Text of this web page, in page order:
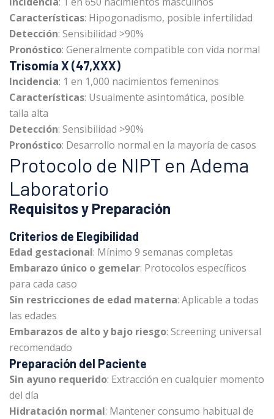
Características: Hipogonadismo, posible infertilidad
Detección: Sensibilidad >90%
Pronóstico: Generalmente compatible con vida normal
Trisomía X (47,XXX)
Incidencia: 1 en 1,000 nacimientos femeninos
Características: Usualmente asintomática, posible
talla alta
Detección: Sensibilidad >90%
Pronóstico: Desarrollo normal en la mayoría de casos
Protocolo de NIPT en Adema
Laboratorio
Requisitos y Preparación
Criterios de Elegibilidad
Edad gestacional: Mínimo 9 semanas completas
Embarazo único o gemelar: Protocolos específicos
para cada caso
Sin restricciones de edad materna: Aplicable a todas
las edades
Embarazos de alto y bajo riesgo: Screening universal
recomendado
Preparación del Paciente
Sin ayuno requerido: Extracción en cualquier momento
del día
Hidratación normal: Mantener consumo habitual de